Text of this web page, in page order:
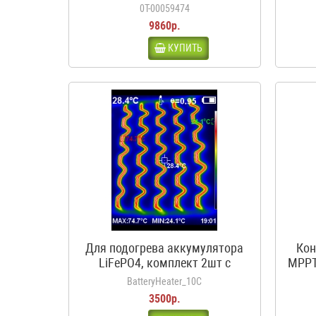
входа, 1 выход, с
предохранителями
0Т-00059474
9860р.
КУПИТЬ
Для подогрева аккумулятора
LiFePO4, комплект 2шт с
термостатом, 12В, 50Вт, 3.5А,
10С
BatteryHeater_10C
3500р.